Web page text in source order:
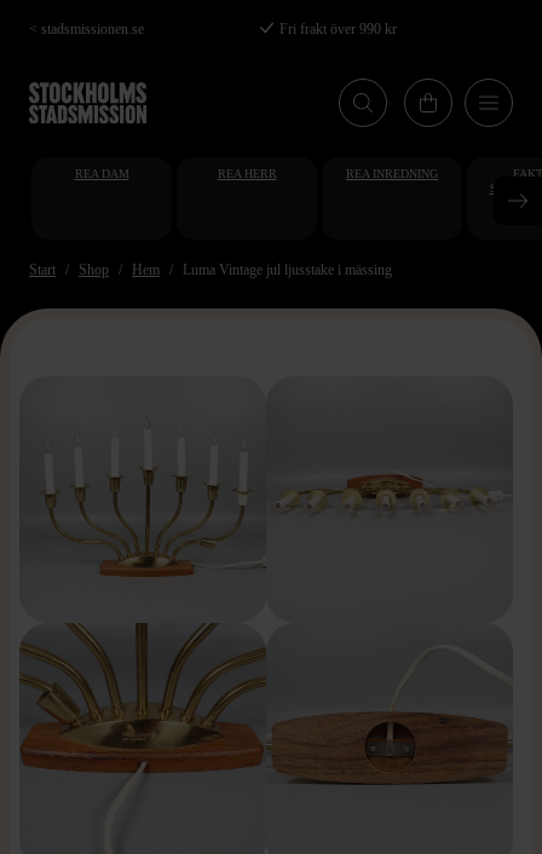
Hoppa
till
huvudinnehåll
< stadsmissionen.se Fri frakt över 990 kr
REA DAM REA HERR REA INREDNING
Start Shop Hem Luma Vintage jul ljusstake i mässing